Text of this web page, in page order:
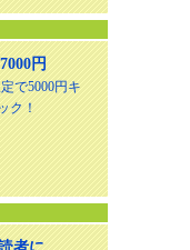
円
で5000円キ
ク！